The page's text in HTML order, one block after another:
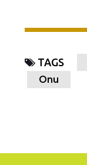
TAGS
Onu